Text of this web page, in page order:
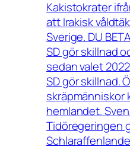
Kakistokrater
att Irakisk
Sverige. DU
SD gör skillnad
sedan valet 2022
SD gör skillnad.
skräpmänniskor
hemlandet.
Tidöregeringen